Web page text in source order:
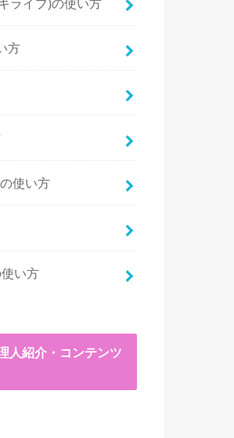
方
使い方
い方
人紹介・コンテンツ